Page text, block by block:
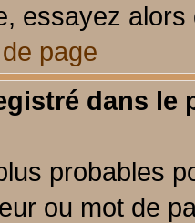
essayez
page
dans le
probables
ou mot de